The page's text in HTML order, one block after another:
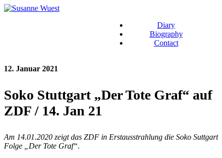
Diary
Biography
Contact
12. Januar 2021
Soko Stuttgart „Der Tote Graf“ auf
ZDF / 14. Jan 21
Am 14.01.2020 zeigt das ZDF in Erstausstrahlung die Soko Suttgart
Folge „Der Tote Graf“.